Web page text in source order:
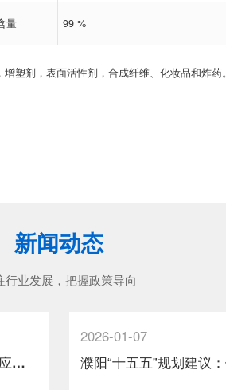
量 99 %
塑剂，表面活性剂，合成纤维、化妆品和炸药。
新闻动态
行业发展，把握政策导向
N
- 甲基吡咯烷酮（NMP） 应用范围
2026-01-07